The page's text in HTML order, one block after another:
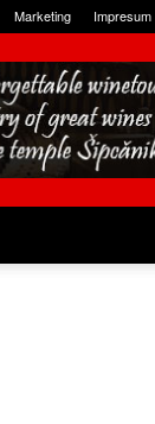
Marketing Impresum